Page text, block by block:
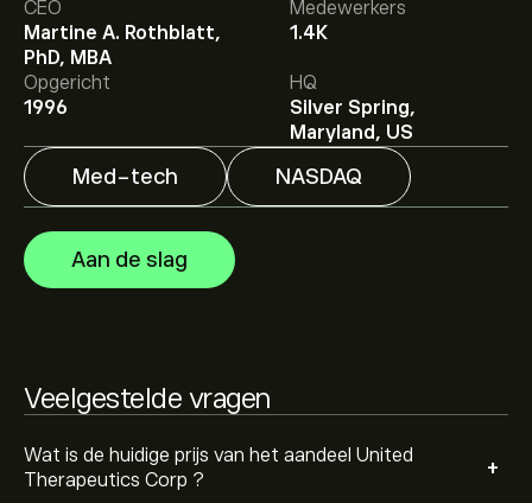
CEO
Martine A. Rothblatt,
PhD, MBA
Medewerkers
1.4K
Opgericht
1996
HQ
Silver Spring,
Maryland, US
Med-tech NASDAQ
Aan de slag
Veelgestelde vragen
Wat is de huidige prijs van het aandeel United
Therapeutics Corp ?
+
Het gemiddelde koersdoel voor United Therapeutics
Corp is 530.83‎$‎.
bij eToro voor
gedetailleerde analistenvoorspellingen en koersdoelen.
Analisten bieden voorspellingen voor United
Therapeutics Corp gebaseerd op markttrends,
financiële rapporten en verwachte groei. Bekijk de
meest recente voorspelling voor toekomstige
koersbewegingen.
Gebaseerd op aanbevelingen van 5 analisten voor
consensus Matige buy.